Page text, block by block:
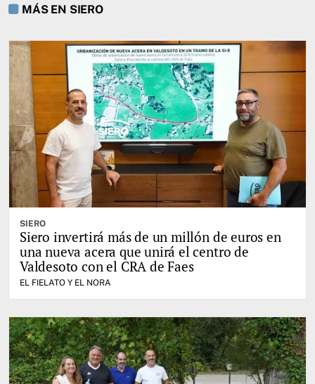
MÁS EN SIERO
SIERO
Siero invertirá más de un millón de euros en
una nueva acera que unirá el centro de
Valdesoto con el CRA de Faes
EL FIELATO Y EL NORA